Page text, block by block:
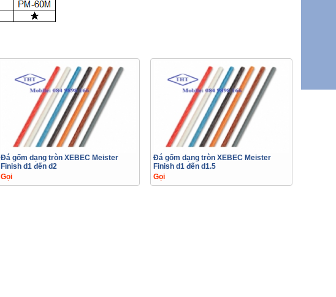
Đá gốm dạng tròn XEBEC Meister
Finish d1 đến d2
Gọi
Đá gốm dạng tròn XEBEC Meister
Finish d1 đến d1.5
Gọi